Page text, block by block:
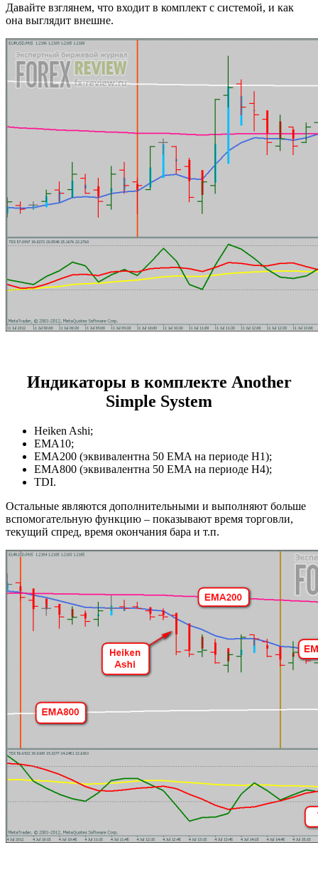
Давайте взглянем, что входит в комплект с системой, и как
она выглядит внешне.
Индикаторы в комплекте Another
Simple System
Heiken Ashi;
EMA10;
EMA200 (эквивалентна 50 EMA на периоде H1);
EMA800 (эквивалентна 50 EMA на периоде H4);
TDI.
Остальные являются дополнительными и выполняют больше
вспомогательную функцию – показывают время торговли,
текущий спред, время окончания бара и т.п.